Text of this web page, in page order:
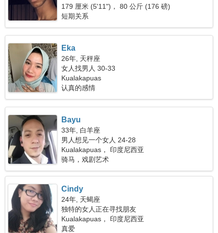
179 厘米 (5'11")， 80 公斤 (176 磅)
短期关系
Eka
26年, 天秤座
女人找男人 30-33
Kualakapuas
认真的感情
Bayu
33年, 白羊座
男人想见一个女人 24-28
Kualakapuas， 印度尼西亚
骑马，戏剧艺术
Cindy
24年, 天蝎座
独特的女人正在寻找朋友
Kualakapuas， 印度尼西亚
真爱